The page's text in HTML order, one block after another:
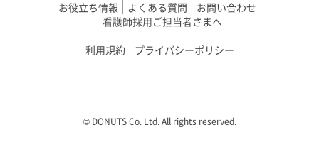
お役立ち情報 よくある質問
お問い合わせ
看護師採用ご担当者さまへ
利用規約
プライバシーポリシー
©︎ DONUTS Co. Ltd. All rights reserved.